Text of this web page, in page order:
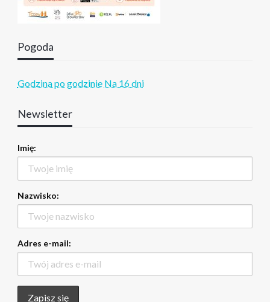
Pogoda
Godzina po godzinie Na 16 dni
Newsletter
Imię:
Nazwisko:
Adres e-mail: